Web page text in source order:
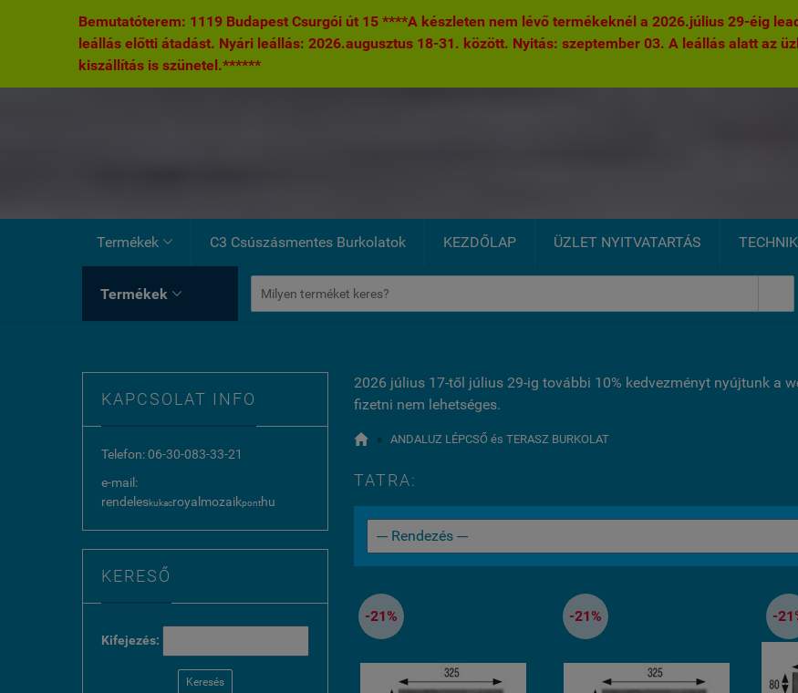
Bemutatóterem: 1119 Budapest Csurgói út 15 ****A készleten nem lévő termékeknél a 2026.július 29-éig
leállás előtti átadást. Nyári leállás: 2026.augusztus 18-31. között. Nyitás: szeptember 03. A leállás alatt az
kiszállítás is szünetel.******
Termékek  C3 Csúszásmentes Burkolatok KEZDŐLAP ÜZLET NYITVATARTÁS
Termékek 
KAPCSOLAT INFO
Telefon: 06-30-083-33-21
e-mail:
rendeleskukacroyalmozaikponthu
KERESŐ
Kifejezés:
Keresés
2026 július 17-től július 29-ig további 10% kedvezményt nyújtunk a
fizetni nem lehetséges.
 » ANDALUZ LÉPCSŐ és TERASZ BURKOLAT
TATRA:
-21% -21% -